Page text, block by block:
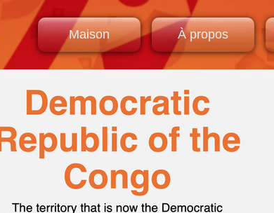
Maison À propos